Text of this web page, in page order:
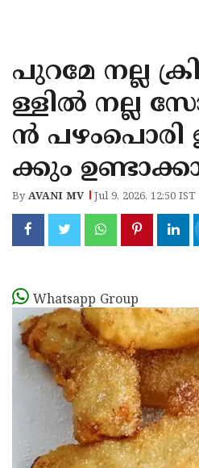
KANNUR
KASARAGOD
പുറമേ നല്ല
ള്ളിൽ നല്ല
ൻ
ക്കും
ByAVANI MV Jul 9, 2026, 12:50 IST
Whatsapp Group